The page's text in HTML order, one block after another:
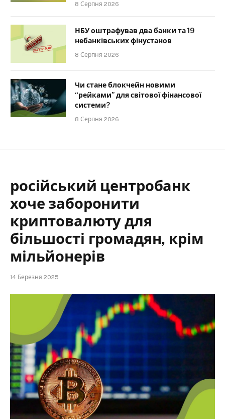
8 Серпня 2026
НБУ оштрафував два банки та 19
небанківських фінустанов
8 Серпня 2026
Чи стане блокчейн новими
“рейками” для світової фінансової
системи?
8 Серпня 2026
російський центробанк
хоче заборонити
криптовалюту для
більшості громадян, крім
мільйонерів
14 Березня 2025